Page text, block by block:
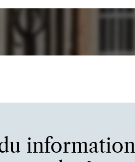
information